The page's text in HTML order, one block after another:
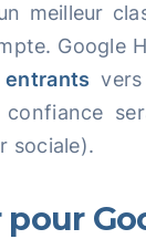
meilleur
Google
sociale).